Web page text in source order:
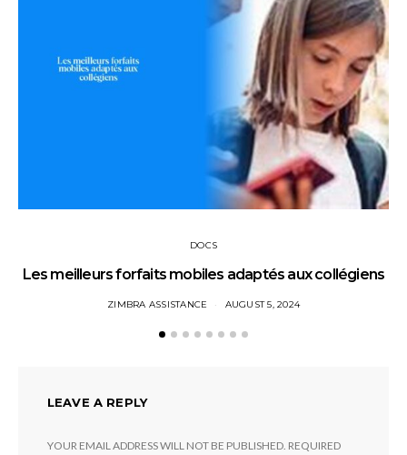
DOCS
Les meilleurs forfaits mobiles adaptés aux collégiens
ZIMBRA ASSISTANCE AUGUST 5, 2024
LEAVE A REPLY
YOUR EMAIL ADDRESS WILL NOT BE PUBLISHED. REQUIRED